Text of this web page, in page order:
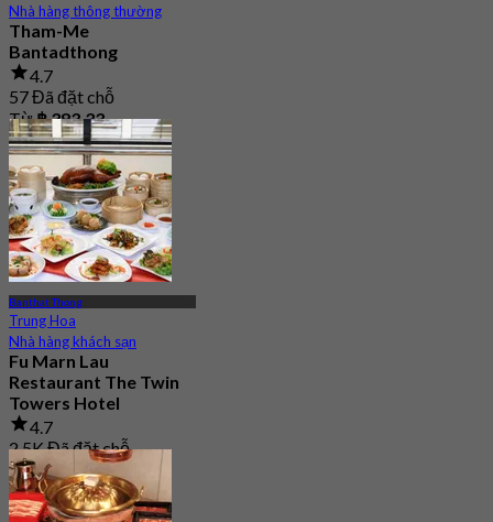
Nhà hàng thông thường
Tham-Me
Bantadthong
4.7
57 Đã đặt chỗ
Từ฿ 383.33
Banthat Thong
Trung Hoa
Nhà hàng khách sạn
Fu Marn Lau
Restaurant The Twin
Towers Hotel
4.7
2.5K Đã đặt chỗ
Từ฿ 497.5